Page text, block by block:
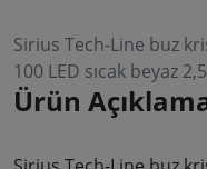
Sirius Tech-Line buz
100 LED sıcak beyaz
Ürün